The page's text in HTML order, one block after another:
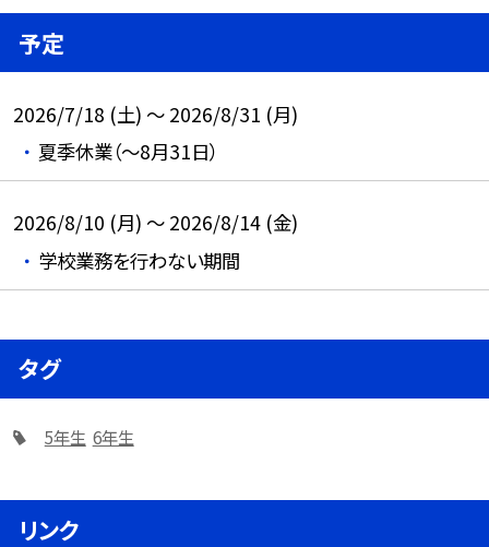
予定
2026/7/18 (土) ～ 2026/8/31 (月)
夏季休業（～8月31日）
2026/8/10 (月) ～ 2026/8/14 (金)
学校業務を行わない期間
タグ
5年生 6年生
リンク